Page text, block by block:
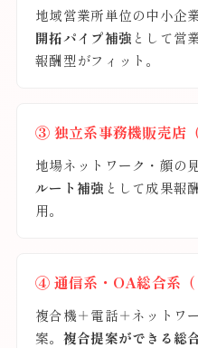
地域営業所単位の中小企業
開拓パイプ補強 として営
報酬型がフィット。
③ 独立系事務機販売店
地場ネットワーク・顔の
ルート補強 として成果報
用。
④ 通信系・OA総合系（
複合機＋電話＋ネットワ
案。 複合提案ができる総